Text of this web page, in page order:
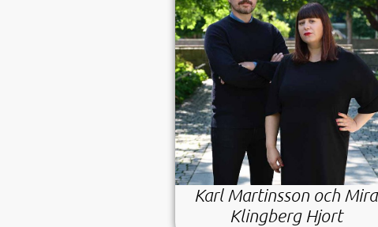
Karl Martinsson och Mira
Klingberg Hjort